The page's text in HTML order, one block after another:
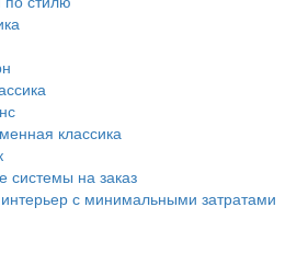
классика
системы на заказ
с минимальными затратами